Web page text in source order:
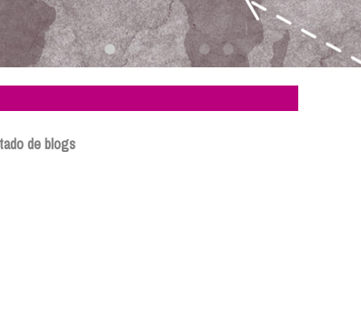
de blogs